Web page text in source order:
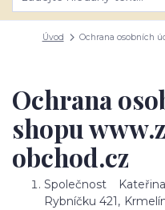
Úvod Ochrana osobních
Ochrana
shopu
obchod.cz
Společnost
Rybníčku 421,